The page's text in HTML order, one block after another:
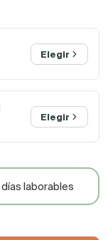
Elegir
Elegir
laborables